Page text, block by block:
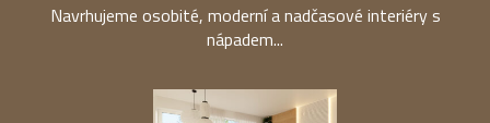
Navrhujeme osobité, moderní a nadčasové interiéry s
nápadem...